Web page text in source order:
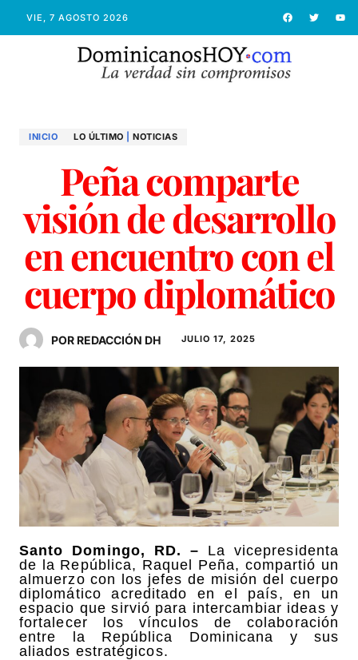
VIE, 7 AGOSTO 2026
INICIO LO ÚLTIMO NOTICIAS
Peña comparte
visión de desarrollo
en encuentro con el
cuerpo diplomático
POR REDACCIÓN DH JULIO 17, 2025
Santo Domingo, RD. – La vicepresidenta
de la República, Raquel Peña, compartió un
almuerzo con los jefes de misión del cuerpo
diplomático acreditado en el país, en un
espacio que sirvió para intercambiar ideas y
fortalecer los vínculos de colaboración
entre la República Dominicana y sus
aliados estratégicos.